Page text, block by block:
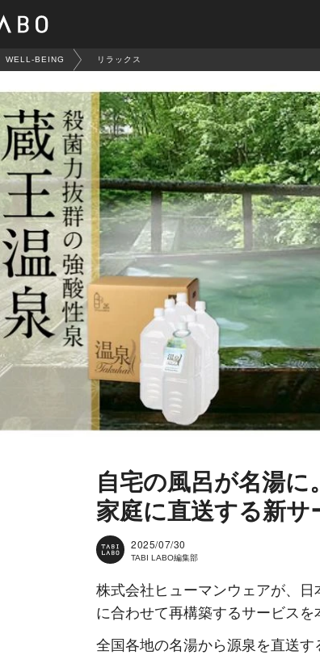
WELL-BEING リラックス
自宅の風呂が名湯に
家庭に直送する新サ
2025/07/30
TABI LABO編集部
株式会社ヒューマンウェアが、
に合わせて再構築するサービスを
全国各地の名湯から源泉を直送